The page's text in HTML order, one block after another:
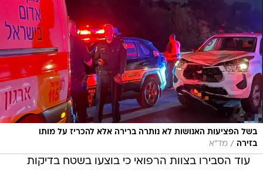
בשל הפציעות האנושות לא נותרה ברירה אלא להכריז על מותו
בזירה / מד"א
עוד הסבירו בצוות הרפואי כי בוצעו בשטח בדיקות